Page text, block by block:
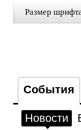
Размер
События
Новости